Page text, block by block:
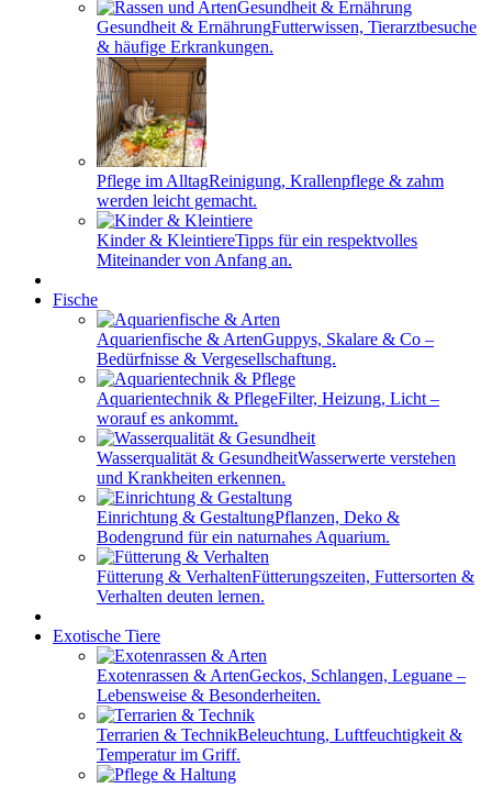
Gesundheit & ErnährungFutterwissen, Tierarztbesuche
& häufige Erkrankungen.
Pflege im AlltagReinigung, Krallenpflege & zahm
werden leicht gemacht.
Kinder & KleintiereTipps für ein respektvolles
Miteinander von Anfang an.
Fische
Aquarienfische & ArtenGuppys, Skalare & Co –
Bedürfnisse & Vergesellschaftung.
Aquarientechnik & PflegeFilter, Heizung, Licht –
worauf es ankommt.
Wasserqualität & GesundheitWasserwerte verstehen
und Krankheiten erkennen.
Einrichtung & GestaltungPflanzen, Deko &
Bodengrund für ein naturnahes Aquarium.
Fütterung & VerhaltenFütterungszeiten, Futtersorten &
Verhalten deuten lernen.
Exotische Tiere
Exotenrassen & ArtenGeckos, Schlangen, Leguane –
Lebensweise & Besonderheiten.
Terrarien & TechnikBeleuchtung, Luftfeuchtigkeit &
Temperatur im Griff.